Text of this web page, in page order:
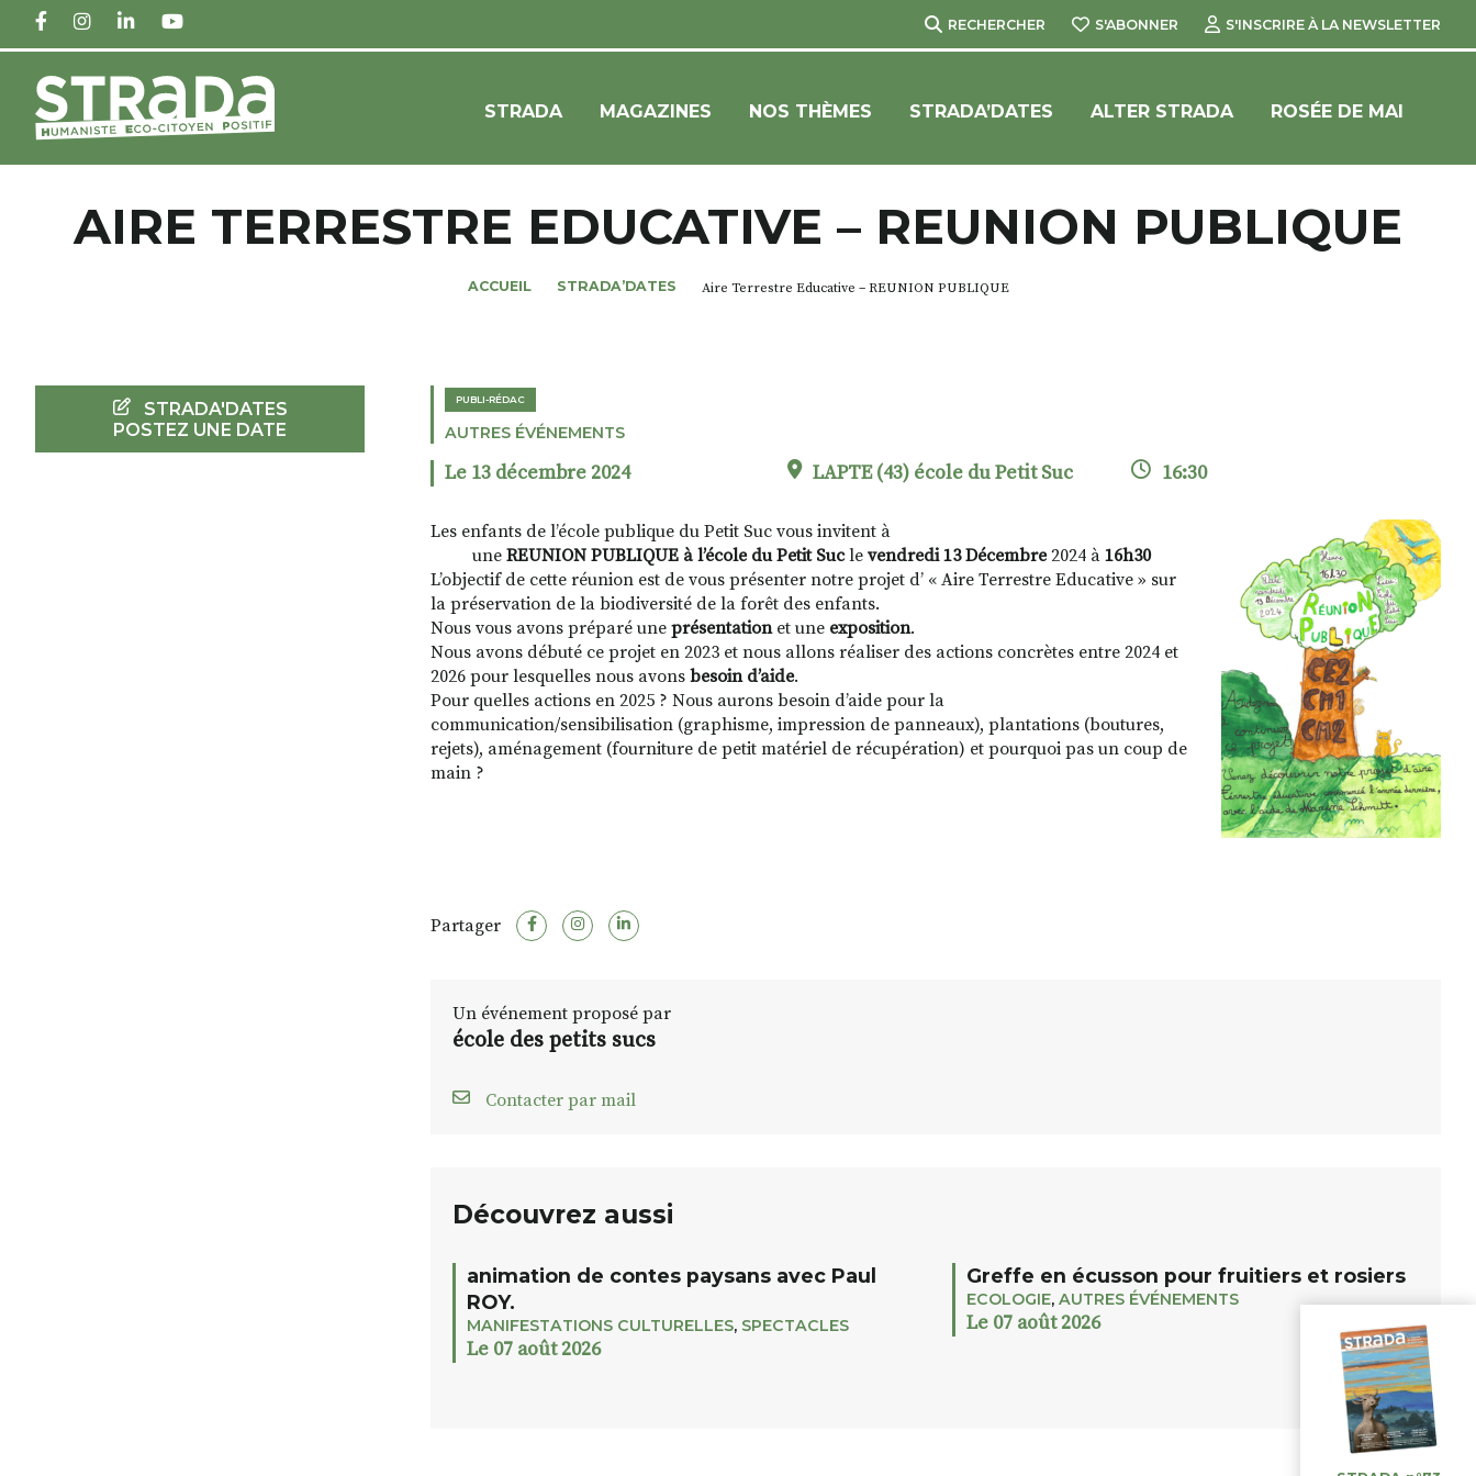
FACEBOOKINSTAGRAM
LINKEDINYOUTUBE RECHERCHER S'ABONNER S'INSCRIRE À LA NEWSLETTER
STRADA MAGAZINES NOS THÈMES STRADA’DATES ALTER STRADA ROSÉE DE MAI
AIRE TERRESTRE EDUCATIVE – REUNION PUBLIQUE
ACCUEIL STRADA’DATES Aire Terrestre Educative – REUNION PUBLIQUE
PUBLI-RÉDAC
AUTRES ÉVÉNEMENTS
Le 13 décembre 2024 LAPTE (43) école du Petit Suc 16:30
Les enfants de l’école publique du Petit Suc vous invitent à
une REUNION PUBLIQUE à l’école du Petit Sucle vendredi 13 Décembre2024 à 16h30
L’objectif de cette réunion est de vous présenter notre projet d’ « Aire Terrestre Educative » sur
la préservation de la biodiversité de la forêt des enfants.
Nous vous avons préparé une présentation et une exposition.
Nous avons débuté ce projet en 2023 et nous allons réaliser des actions concrètes entre 2024 et
2026 pour lesquelles nous avons besoin d’aide.
Pour quelles actions en 2025 ? Nous aurons besoin d’aide pour la
communication/sensibilisation (graphisme, impression de panneaux), plantations (boutures,
rejets), aménagement (fourniture de petit matériel de récupération) et pourquoi pas un coup de
main ?
Partager
Un événement proposé par
école des petits sucs
Contacter par mail
Découvrez aussi
animation de contes paysans avec Paul
ROY.
MANIFESTATIONS CULTURELLES, SPECTACLES
Le 07 août 2026
Greffe en écusson pour fruitiers et rosiers
ECOLOGIE, AUTRES ÉVÉNEMENTS
Le 07 août 2026
STRADA'DATES
POSTEZ UNE DATE